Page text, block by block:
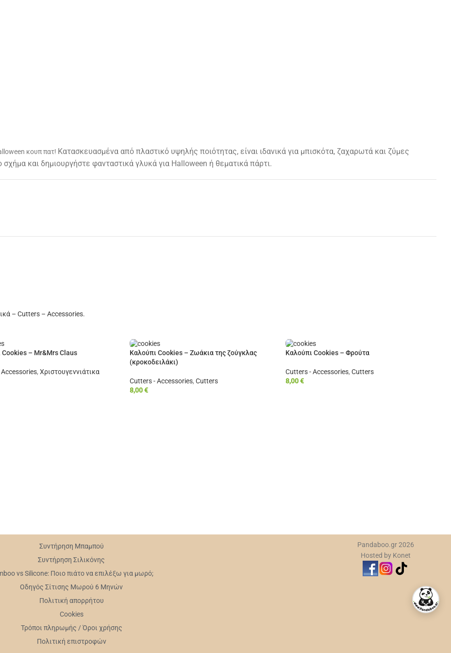
κουπ πατ! Κατασκευασμένα από πλαστικό υψηλής ποιότητας, είναι ιδανικά για μπισκότα, ζαχαρωτά και ζύμες
και δημιουργήστε φανταστικά γλυκά για Halloween ή θεματικά πάρτι.
– Cutters – Accessories.
Cookies – Mr&Mrs Claus
, Χριστουγεννιάτικα
Καλούπι Cookies – Ζωάκια της ζούγκλας
(κροκοδειλάκι)
Cutters - Accessories, Cutters
8,00€
Καλούπι Cookies – Φρούτα
Cutters - Accessories, Cutters
8,00€
Συντήρηση Mπαμπού
Συντήρηση Σιλικόνης
vs Silicone: Ποιο πιάτο να επιλέξω για μωρό;
Οδηγός Σίτισης Μωρού 6 Μηνών
Πολιτική απορρήτου
Cookies
Τρόποι πληρωμής / Όροι χρήσης
Πολιτική επιστροφών
Pandaboo.gr 2026
Hosted by Konet